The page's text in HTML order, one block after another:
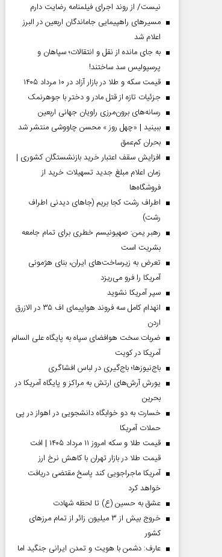
نیست/ از روند اجرای فیلمنامه رضایت دارم
مسیر‌های راهپیمایی جاماندگان اربعین در البرز
اعلام شد
به جای مانده از نقل و انتقالات؛ سپاهان و
پرسپولیس سد ساختند!
قیمت سکه و طلا در بازار آزاد در ۱۰ مرداد ۱۴۰۵
جزئیات تازه از قتل مادر و دختر با جوهرنمک
رسانه‌های برون‌مرزی راویان جهانی اربعین
ببینید | «چهل روز » محسن چاووشی منتشر شد
بحران کم‌عمق
افزایش سقف اعتبار خرید بازنشستگان کشوری |
زمان اعلام مبلغ جدید تسهیلات خرید از
فروشگاه‌ها
اطراف رشت کجا بریم (جاهای دیدنی اطراف
رشت)
رهبر یمن: صهیونیسم خطری برای تمام جامعه
بشریت است
تعرض به زیرساخت‌های ایران، بنای هژمونی
آمریکا را فرو می‌ریزد
سپر آمریکا نشوید
انهدام کامل سه فروند هواپیمای اف ۳۵ در الازرق
اردن
ضربات سخت هوافضای سپاه به پایگاه علی السالم
آمریکا در کویت
باج‌نیوزها؛ باج‌گیری در لباس افشاگری
یورش آرش‌های ارتش به مراکز و پایگاه‌ آمریکا در
بحرین
خسارت به دو خوابگاه دانشجویی در اهواز در پی
حملات آمریکا
قیمت طلا و سکه امروز ۱۱ مرداد ۱۴۰۵ | افت
قیمت طلا در بازار تهران با کاهش نرخ ارز
آمریکا ماجراجویی کند پاسخ مقتضی دریافت
خواهد کرد
عشق به حسین (ع) تا لحظه شهادت
خروج بیش از ۳ میلیون زائر از تمام مرز‌های
کشور
عارف: دشمن با هویت و تمدن ایرانی جنگید اما